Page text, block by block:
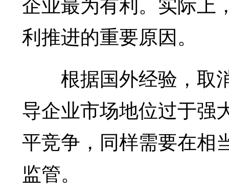
利推进的重要原因。
根据国外经验，取消
导企业市场地位过于强
平竞争，同样需要在相
监管。